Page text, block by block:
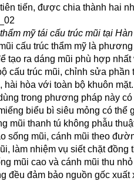
tiến, được chia thành hai
mỹ tái cấu trúc mũi tại
cấu trúc thẩm mỹ là
tạo ra dáng mũi phù hợp
cấu trúc mũi, chỉnh sửa
hòa với toàn bộ khuôn mặt.
trong phương pháp này
biểu bì siêu mỏng có thể
mũi thanh tú không phẫu
sống mũi, cánh mũi theo
làm nhiệm vụ siết chặt
mũi cao và cánh mũi thu
đều đảm bảo nguồn gốc